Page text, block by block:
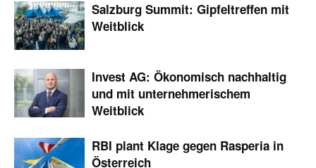
Salzburg Summit: Gipfeltreffen mit
Weitblick
Invest AG: Ökonomisch nachhaltig
und mit unternehmerischem
Weitblick
RBI plant Klage gegen Rasperia in
Österreich